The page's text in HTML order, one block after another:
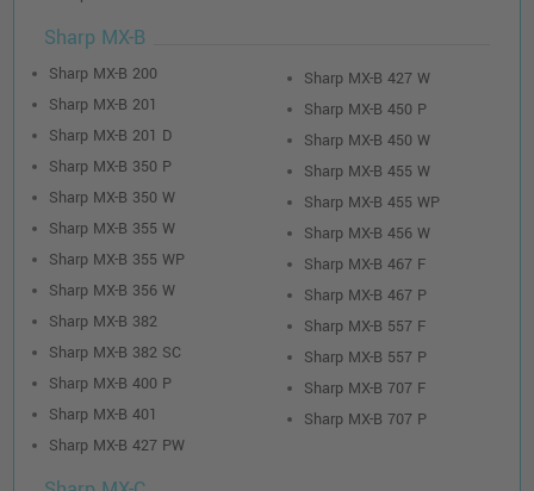
Sharp MX-B
Sharp MX-B 200
Sharp MX-B 201
Sharp MX-B 201 D
Sharp MX-B 350 P
Sharp MX-B 350 W
Sharp MX-B 355 W
Sharp MX-B 355 WP
Sharp MX-B 356 W
Sharp MX-B 382
Sharp MX-B 382 SC
Sharp MX-B 400 P
Sharp MX-B 401
Sharp MX-B 427 PW
Sharp MX-B 427 W
Sharp MX-B 450 P
Sharp MX-B 450 W
Sharp MX-B 455 W
Sharp MX-B 455 WP
Sharp MX-B 456 W
Sharp MX-B 467 F
Sharp MX-B 467 P
Sharp MX-B 557 F
Sharp MX-B 557 P
Sharp MX-B 707 F
Sharp MX-B 707 P